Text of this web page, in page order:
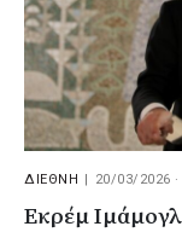
ΔΙΕΘΝΗ | 20/03/2026 ·
Εκρέμ